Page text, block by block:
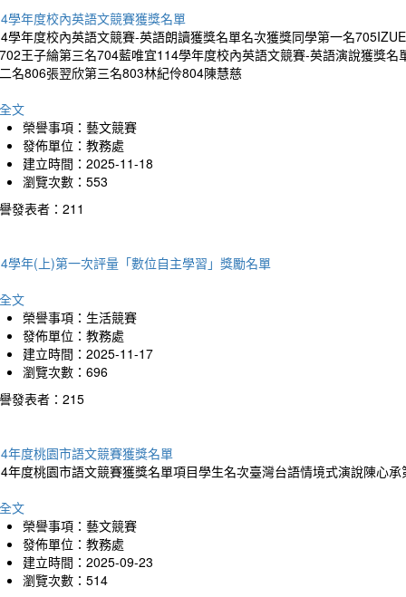
學年度校內英語文競賽獲獎名單
學年度校內英語文競賽-英語朗讀獲獎名單名次獲獎同學第一名
王子綸第三名704藍唯宜114學年度校內英語文競賽-英語演說獲獎名
名806張翌欣第三名803林紀伶804陳慧慈
文
榮譽事項：藝文競賽
發佈單位：教務處
建立時間：2025-11-18
瀏覽次數：553
發表者：211
學年(上)第一次評量「數位自主學習」獎勵名單
文
榮譽事項：生活競賽
發佈單位：教務處
建立時間：2025-11-17
瀏覽次數：696
發表者：215
年度桃園市語文競賽獲獎名單
年度桃園市語文競賽獲獎名單項目學生名次臺灣台語情境式演說陳心承
文
榮譽事項：藝文競賽
發佈單位：教務處
建立時間：2025-09-23
瀏覽次數：514